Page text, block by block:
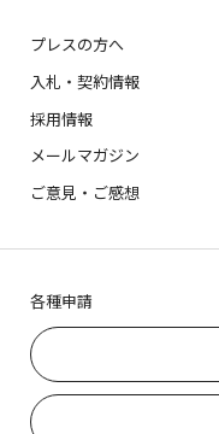
プレスの方へ
入札・契約情報
採用情報
メールマガジン
ご意見・ご感想
各種申請